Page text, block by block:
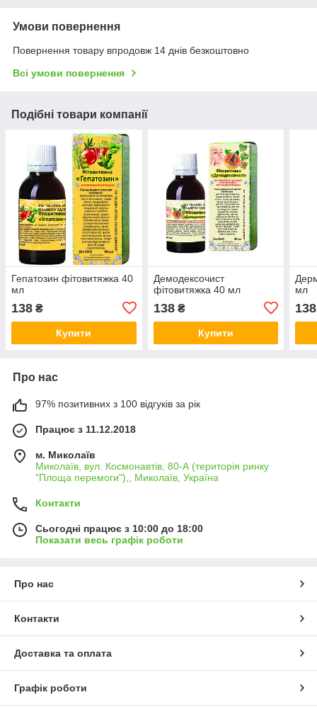
Умови повернення
Повернення товару впродовж 14 днів безкоштовно
Всі умови повернення
Подібні товари компанії
Гепатозин фітовитяжка 40
мл
138 ₴
Купити
Демодексочист
фітовитяжка 40 мл
138₴
Купити
мл
138
Про нас
97% позитивних з 100 відгуків за рік
Працює з 11.12.2018
м. Миколаїв
Миколаїв, вул. Космонавтів, 80-А (територія ринку
"Площа перемоги"),, Миколаїв, Україна
Контакти
Сьогодні працює з 10:00 до 18:00
Показати весь графік роботи
Про нас
Контакти
Доставка та оплата
Графік роботи